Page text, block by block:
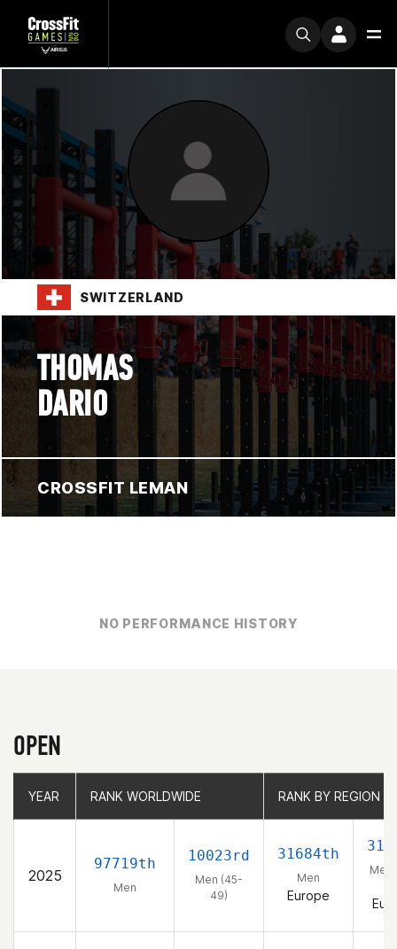
SWITZERLAND
THOMAS
DARIO
CROSSFIT LEMAN
NO PERFORMANCE HISTORY
OPEN
YEAR RANK WORLDWIDE RANK BY REGION
2025
97719th
Men
10023rd
Men (45-
49)
31684th
Men
Europe
Men
YEAR RANK WORLDWIDE RANK BY REGION